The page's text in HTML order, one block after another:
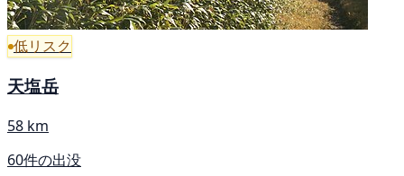
低リスク
天塩岳
58 km
60件の出没